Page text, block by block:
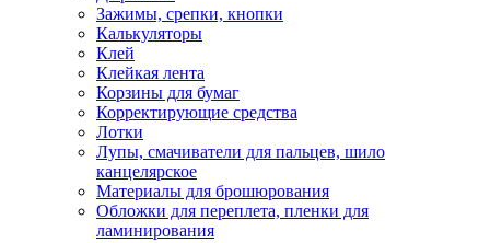
Зажимы, срепки, кнопки
Калькуляторы
Клей
Клейкая лента
Корзины для бумаг
Корректирующие средства
Лотки
Лупы, смачиватели для пальцев, шило
канцелярское
Материалы для брошюрования
Обложки для переплета, пленки для
ламинирования